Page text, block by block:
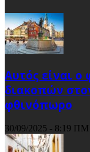
Αυτός είναι
διακοπών
φθινόπωρο
30/09/2025 - 8:19 ΠΜ